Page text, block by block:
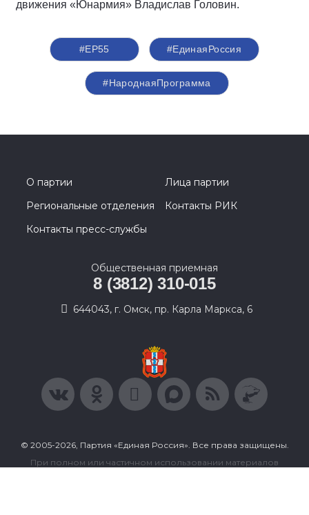
движения «Юнармия» Владислав Головин.
#ЕР55 #ЕдинаяРоссия
#НароднаяПрограмма
О партии
Лица партии
Региональные отделения
Контакты РИК
Контакты пресс-службы
Общественная приемная
8 (3812) 310-015
644043, г. Омск, пр. Карла Маркса, 6
© 2005-2026, Партия «Единая Россия». Все права защищены.
При полном или частичном использовании материалов